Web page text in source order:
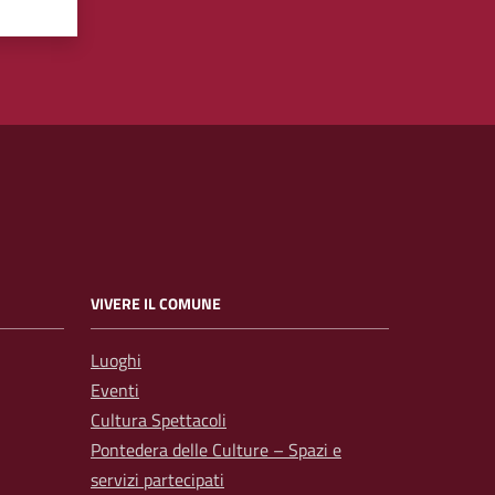
VIVERE IL COMUNE
Luoghi
Eventi
Cultura Spettacoli
Pontedera delle Culture – Spazi e
servizi partecipati